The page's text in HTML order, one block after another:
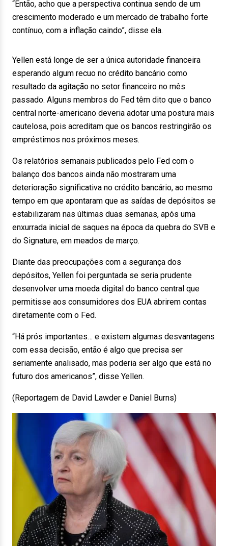
“Então, acho que a perspectiva continua sendo de um
crescimento moderado e um mercado de trabalho forte
contínuo, com a inflação caindo”, disse ela.
Yellen está longe de ser a única autoridade financeira
esperando algum recuo no crédito bancário como
resultado da agitação no setor financeiro no mês
passado. Alguns membros do Fed têm dito que o banco
central norte-americano deveria adotar uma postura mais
cautelosa, pois acreditam que os bancos restringirão os
empréstimos nos próximos meses.
Os relatórios semanais publicados pelo Fed com o
balanço dos bancos ainda não mostraram uma
deterioração significativa no crédito bancário, ao mesmo
tempo em que apontaram que as saídas de depósitos se
estabilizaram nas últimas duas semanas, após uma
enxurrada inicial de saques na época da quebra do SVB e
do Signature, em meados de março.
Diante das preocupações com a segurança dos
depósitos, Yellen foi perguntada se seria prudente
desenvolver uma moeda digital do banco central que
permitisse aos consumidores dos EUA abrirem contas
diretamente com o Fed.
“Há prós importantes… e existem algumas desvantagens
com essa decisão, então é algo que precisa ser
seriamente analisado, mas poderia ser algo que está no
futuro dos americanos”, disse Yellen.
(Reportagem de David Lawder e Daniel Burns)